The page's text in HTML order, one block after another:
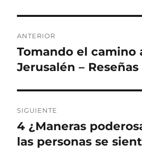
de
entradas
ANTERIOR
Entrada
anterior:
Tomando el camino
Jerusalén –
SIGUIENTE
Entrada
siguiente:
4 ¿Maneras
las personas se